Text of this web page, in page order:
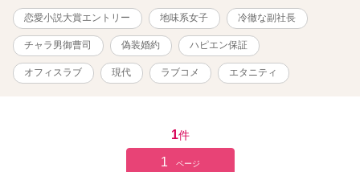
恋愛小説大賞エントリー 地味系女子 冷徹な副社長
チャラ男御曹司 偽装婚約 ハピエン保証
オフィスラブ 現代 ラブコメ エタニティ
1件
1 ページ